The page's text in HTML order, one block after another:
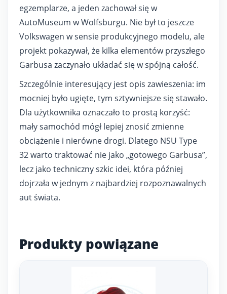
egzemplarze, a jeden zachował się w
AutoMuseum w Wolfsburgu. Nie był to jeszcze
Volkswagen w sensie produkcyjnego modelu, ale
projekt pokazywał, że kilka elementów przyszłego
Garbusa zaczynało układać się w spójną całość.
Szczególnie interesujący jest opis zawieszenia: im
mocniej było ugięte, tym sztywniejsze się stawało.
Dla użytkownika oznaczało to prostą korzyść:
mały samochód mógł lepiej znosić zmienne
obciążenie i nierówne drogi. Dlatego NSU Type
32 warto traktować nie jako „gotowego Garbusa”,
lecz jako techniczny szkic idei, która później
dojrzała w jednym z najbardziej rozpoznawalnych
aut świata.
Produkty powiązane